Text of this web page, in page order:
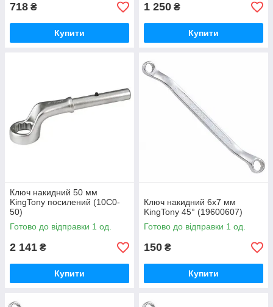
718 ₴
Купити
1 250 ₴
Купити
Ключ накидний 50 мм
KingTony посилений (10C0-
50)
Готово до відправки 1 од.
2 141 ₴
Купити
Ключ накидний 6х7 мм
KingTony 45° (19600607)
Готово до відправки 1 од.
150 ₴
Купити